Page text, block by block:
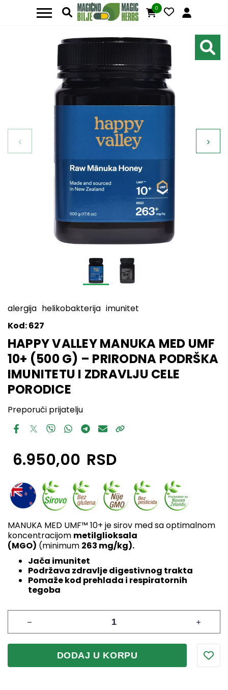
0
‹ ›
alergija helikobakterija imunitet
Kod:627
HAPPY VALLEY MANUKA MED UMF
10+ (500 G) – PRIRODNA PODRŠKA
IMUNITETU I ZDRAVLJU CELE
PORODICE
Preporuči prijatelju
6.950,00 RSD
MANUKA MED UMF™ 10+ je sirov med sa optimalnom
koncentracijom metilglioksala
(MGO) (minimum 263 mg/kg).
Jača imunitet
Podržava zdravlje digestivnog trakta
Pomaže kod prehlada i respiratornih
tegoba
DODAJ U KORPU